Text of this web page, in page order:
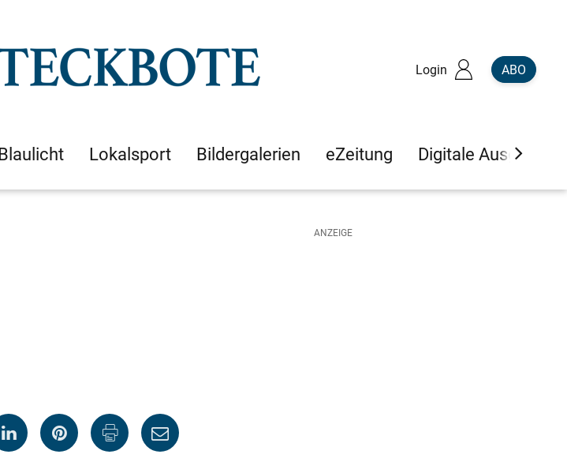
Login ABO
Lokalsport Bildergalerien eZeitung Digitale Ausgaben